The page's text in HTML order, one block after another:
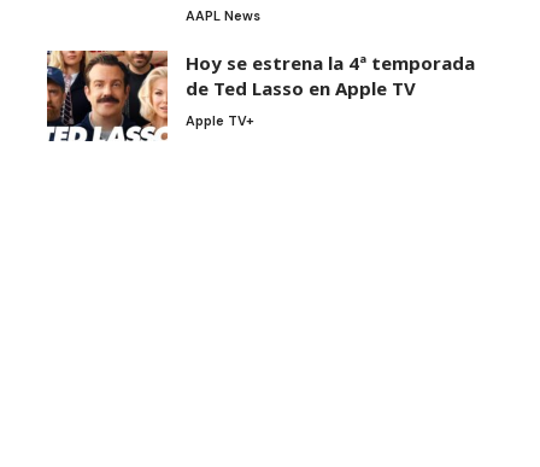
AAPL News
Hoy se estrena la 4ª temporada
de Ted Lasso en Apple TV
Apple TV+